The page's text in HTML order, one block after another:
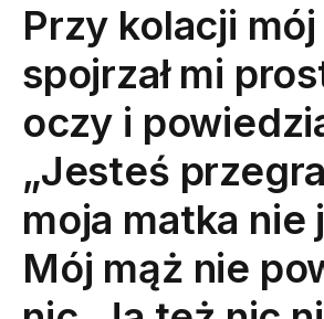
Przy kolacji
spojrzał mi
oczy i
„Jesteś
moja matka nie
Mój mąż nie